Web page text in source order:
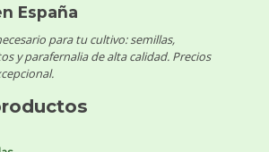
España
para tu cultivo: semillas,
y parafernalia de alta calidad. Precios